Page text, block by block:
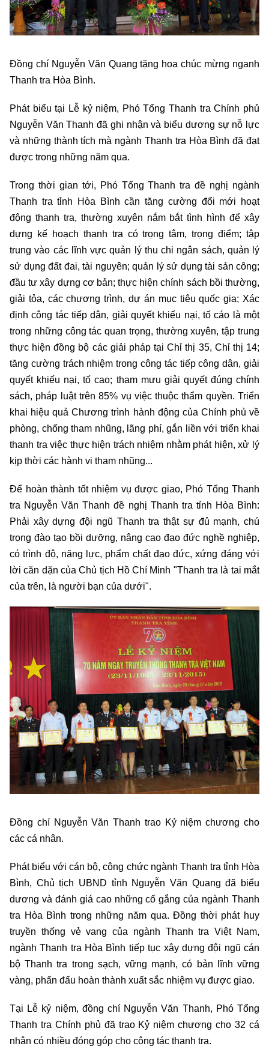
Đồng chí Nguyễn Văn Quang tặng hoa chúc mừng nganh
Thanh tra Hòa Bình.
Phát biểu tại Lễ kỷ niệm, Phó Tổng Thanh tra Chính phủ
Nguyễn Văn Thanh đã ghi nhận và biểu dương sự nỗ lực
và những thành tích mà ngành Thanh tra Hòa Bình đã đạt
được trong những năm qua.
Trong thời gian tới, Phó Tổng Thanh tra đề nghị ngành
Thanh tra tỉnh Hòa Bình cần tăng cường đổi mới hoạt
động thanh tra, thường xuyên nắm bắt tình hình để xây
dựng kế hoạch thanh tra có trọng tâm, trọng điểm; tập
trung vào các lĩnh vực quản lý thu chi ngân sách, quản lý
sử dụng đất đai, tài nguyên; quản lý sử dụng tài sản công;
đầu tư xây dựng cơ bản; thực hiện chính sách bồi thường,
giải tỏa, các chương trình, dự án mục tiêu quốc gia; Xác
định công tác tiếp dân, giải quyết khiếu nại, tố cáo là một
trong những công tác quan trọng, thường xuyên, tập trung
thực hiện đồng bộ các giải pháp tại Chỉ thị 35, Chỉ thị 14;
tăng cường trách nhiệm trong công tác tiếp công dân, giải
quyết khiếu nại, tố cao; tham mưu giải quyết đúng chính
sách, pháp luật trên 85% vụ việc thuộc thẩm quyền. Triển
khai hiệu quả Chương trình hành động của Chính phủ về
phòng, chống tham nhũng, lãng phí, gắn liền với triển khai
thanh tra việc thực hiện trách nhiệm nhằm phát hiện, xử lý
kịp thời các hành vi tham nhũng...
Để hoàn thành tốt nhiệm vụ được giao, Phó Tổng Thanh
tra Nguyễn Văn Thanh đề nghị Thanh tra tỉnh Hòa Bình:
Phải xây dựng đội ngũ Thanh tra thật sự đủ mạnh, chú
trọng đào tạo bồi dưỡng, nâng cao đạo đức nghề nghiệp,
có trình độ, năng lực, phẩm chất đạo đức, xứng đáng với
lời căn dặn của Chủ tịch Hồ Chí Minh "Thanh tra là tai mắt
của trên, là người bạn của dưới".
Đồng chí Nguyễn Văn Thanh trao Kỷ niệm chương cho
các cá nhân.
Phát biểu với cán bộ, công chức ngành Thanh tra tỉnh Hòa
Bình, Chủ tịch UBND tỉnh Nguyễn Văn Quang đã biểu
dương và đánh giá cao những cố gắng của ngành Thanh
tra Hòa Bình trong những năm qua. Đồng thời phát huy
truyền thống vẻ vang của ngành Thanh tra Việt Nam,
ngành Thanh tra Hòa Bình tiếp tục xây dựng đội ngũ cán
bộ Thanh tra trong sạch, vững mạnh, có bản lĩnh vững
vàng, phấn đấu hoàn thành xuất sắc nhiệm vụ được giao.
Tại Lễ kỷ niệm, đồng chí Nguyễn Văn Thanh, Phó Tổng
Thanh tra Chính phủ đã trao Kỷ niệm chương cho 32 cá
nhân có nhiều đóng góp cho công tác thanh tra.